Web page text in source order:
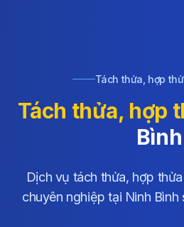
Tách thửa, hợp
Tách thửa, hợp
Bình
Dịch vụ tách thửa, hợp
chuyên nghiệp tại Ninh Bình